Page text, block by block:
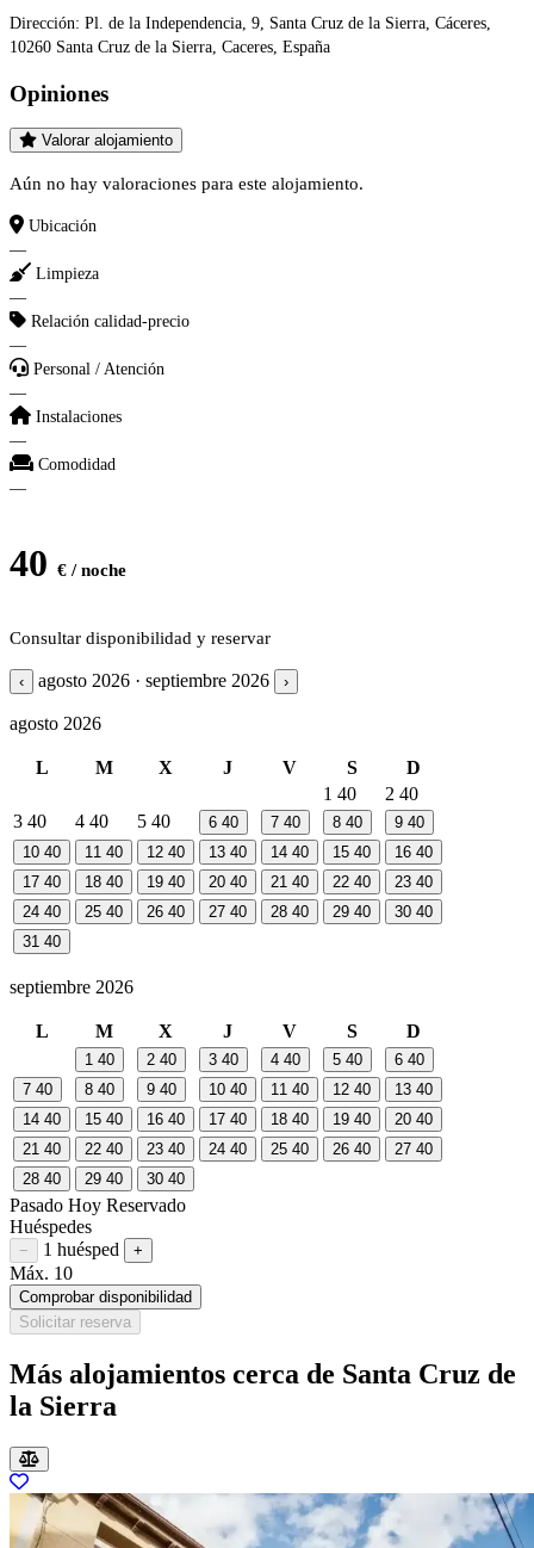
Dirección: Pl. de la Independencia, 9, Santa Cruz de la Sierra, Cáceres,
10260 Santa Cruz de la Sierra, Caceres, España
Opiniones
Valorar alojamiento
Aún no hay valoraciones para este alojamiento.
Ubicación
—
Limpieza
—
Relación calidad-precio
—
Personal / Atención
—
Instalaciones
—
Comodidad
—
40 € / noche
Consultar disponibilidad y reservar
‹ agosto 2026 · septiembre 2026 ›
agosto 2026
L M X J V S
D
1 40 2 40
3 40 4 40 5 40 6 40 7 40 8 40 9 40
10 40 11 40 12 40 13 40 14 40 15 40 16 40
17 40 18 40 19 40 20 40 21 40 22 40 23 40
24 40 25 40 26 40 27 40 28 40 29 40 30 40
31 40
septiembre 2026
L M X J V S D
1 40 2 40 3 40 4 40 5 40 6 40
7 40 8 40 9 40 10 40 11 40 12 40 13 40
14 40 15 40 16 40 17 40 18 40 19 40 20 40
21 40 22 40 23 40 24 40 25 40 26 40 27 40
28 40 29 40 30 40
Pasado Hoy Reservado
Huéspedes
Restar huésped
− 1 huésped Sumar huésped
+
Máx. 10
Comprobar disponibilidad
Solicitar reserva
Más alojamientos cerca de Santa Cruz de
la Sierra